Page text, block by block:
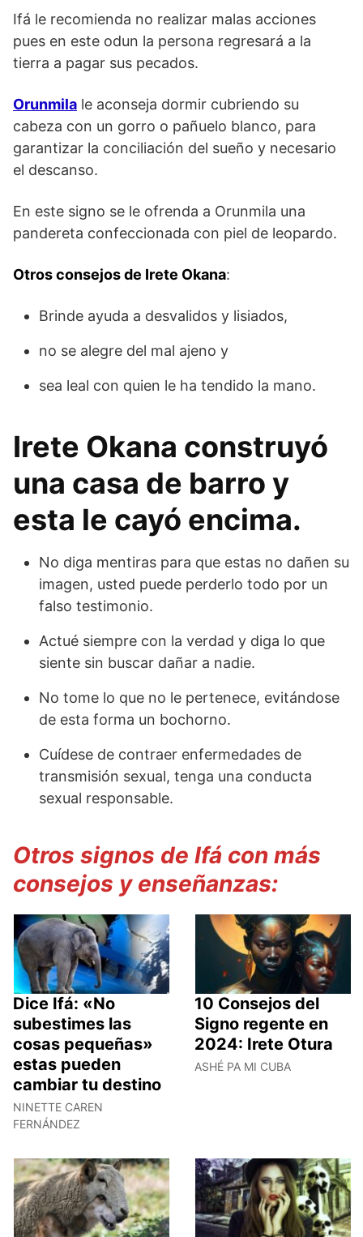
Ifá le recomienda no realizar malas acciones
pues en este odun la persona regresará a la
tierra a pagar sus pecados.
Orunmila le aconseja dormir cubriendo su
cabeza con un gorro o pañuelo blanco, para
garantizar la conciliación del sueño y necesario
el descanso.
En este signo se le ofrenda a Orunmila una
pandereta confeccionada con piel de leopardo.
Otros consejos de Irete Okana:
Brinde ayuda a desvalidos y lisiados,
no se alegre del mal ajeno y
sea leal con quien le ha tendido la mano.
Irete Okana construyó
una casa de barro y
esta le cayó encima.
No diga mentiras para que estas no dañen su
imagen, usted puede perderlo todo por un
falso testimonio.
Actué siempre con la verdad y diga lo que
siente sin buscar dañar a nadie.
No tome lo que no le pertenece, evitándose
de esta forma un bochorno.
Cuídese de contraer enfermedades de
transmisión sexual, tenga una conducta
sexual responsable.
Otros signos de Ifá con más
consejos y enseñanzas:
Dice Ifá: «No
subestimes las
cosas pequeñas»
estas pueden
cambiar tu destino
NINETTE CAREN
FERNÁNDEZ
10 Consejos del
Signo regente en
2024: Irete Otura
ASHÉ PA MI CUBA